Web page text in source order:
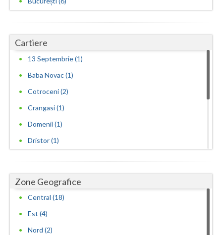
Cartiere
13 Septembrie (1)
Baba Novac (1)
Cotroceni (2)
Crangasi (1)
Domenii (1)
Dristor (1)
Obor-Lizeanu (1)
Piata Iancului (1)
Zone Geografice
Central (18)
Est (4)
Nord (2)